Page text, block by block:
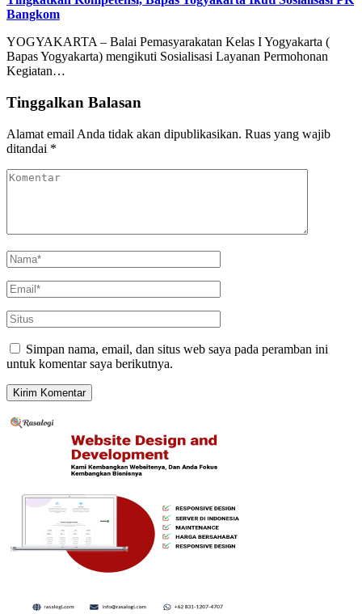
Bangkom
YOGYAKARTA – Balai Pemasyarakatan Kelas I Yogyakarta (
Bapas Yogyakarta) mengikuti Sosialisasi Layanan Permohonan
Kegiatan…
Tinggalkan Balasan
Alamat email Anda tidak akan dipublikasikan. Ruas yang wajib
ditandai *
Simpan nama, email, dan situs web saya pada peramban ini
untuk komentar saya berikutnya.